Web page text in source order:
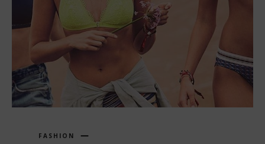
FASHION